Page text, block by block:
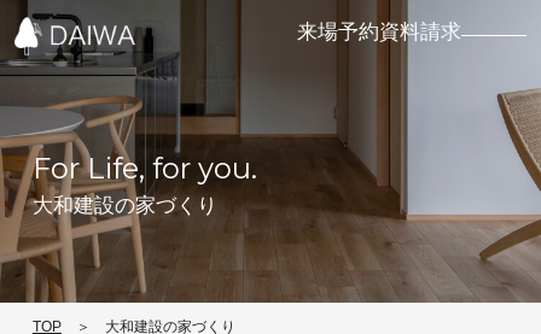
来場予約資料請求
Menu
TOP
イベント情報
家づくりの流
れ
大和建設の家
For Life, for you.
大和建設の家づくり
TOP 大和建設の家づくり